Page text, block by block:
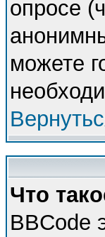
опросе
можете
Что
BBCode